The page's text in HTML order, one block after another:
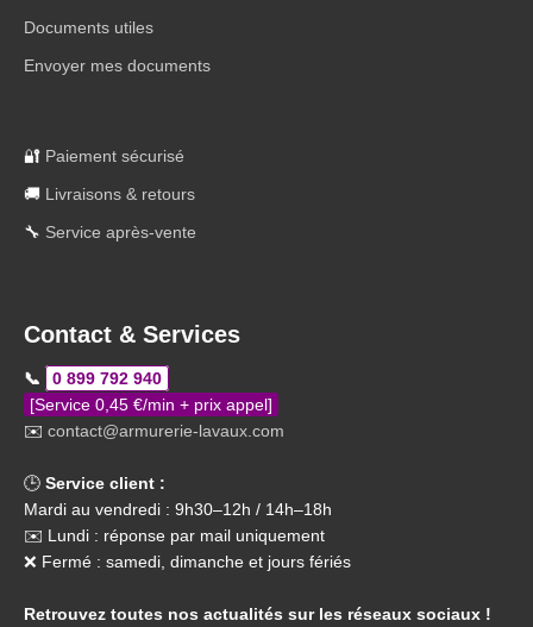
Documents utiles
Envoyer mes documents
🔐 Paiement sécurisé
🚚 Livraisons & retours
🔧 Service après-vente
Contact & Services
📞
0 899 792 940
[Service 0,45 €/min + prix appel]
✉️ contact@armurerie-lavaux.com
🕒 Service client :
Mardi au vendredi : 9h30–12h / 14h–18h
✉️ Lundi : réponse par mail uniquement
❌ Fermé : samedi, dimanche et jours fériés
Retrouvez toutes nos actualités sur les réseaux sociaux !